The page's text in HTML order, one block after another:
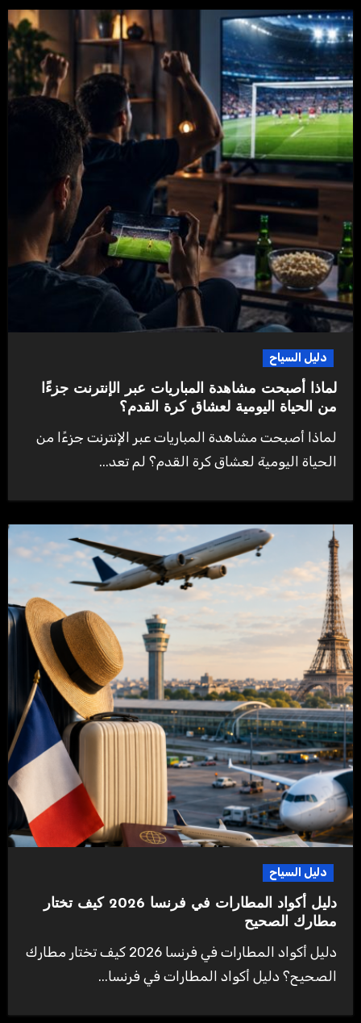
دليل السياح
لماذا أصبحت مشاهدة المباريات عبر الإنترنت جزءًا
من الحياة اليومية لعشاق كرة القدم؟
لماذا أصبحت مشاهدة المباريات عبر الإنترنت جزءًا من
الحياة اليومية لعشاق كرة القدم؟ لم تعد...
دليل السياح
دليل أكواد المطارات في فرنسا 2026 كيف تختار
مطارك الصحيح
دليل أكواد المطارات في فرنسا 2026 كيف تختار مطارك
الصحيح؟ دليل أكواد المطارات في فرنسا...